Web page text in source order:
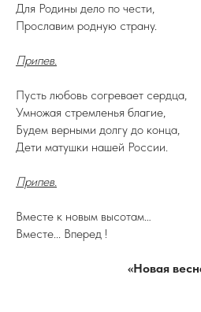
Для Родины дело по чести,
Прославим родную страну.
Припев.
Пусть любовь согревает сердца,
Умножая стремленья благие,
Будем верными долгу до конца,
Дети матушки нашей России.
Припев.
Вместе к новым высотам…
Вместе... Вперед !
«Новая